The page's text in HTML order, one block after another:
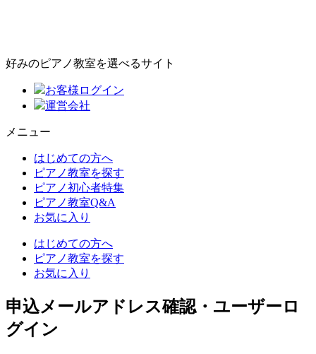
好みのピアノ教室を選べるサイト
お客様ログイン
運営会社
メニュー
はじめての方へ
ピアノ教室を探す
ピアノ初心者特集
ピアノ教室Q&A
お気に入り
はじめての方へ
ピアノ教室を探す
お気に入り
申込メールアドレス確認・ユーザーロ
グイン